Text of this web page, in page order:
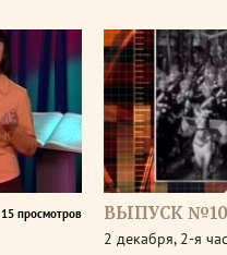
15 просмотров ВЫПУСК
2 декабря, 2-я